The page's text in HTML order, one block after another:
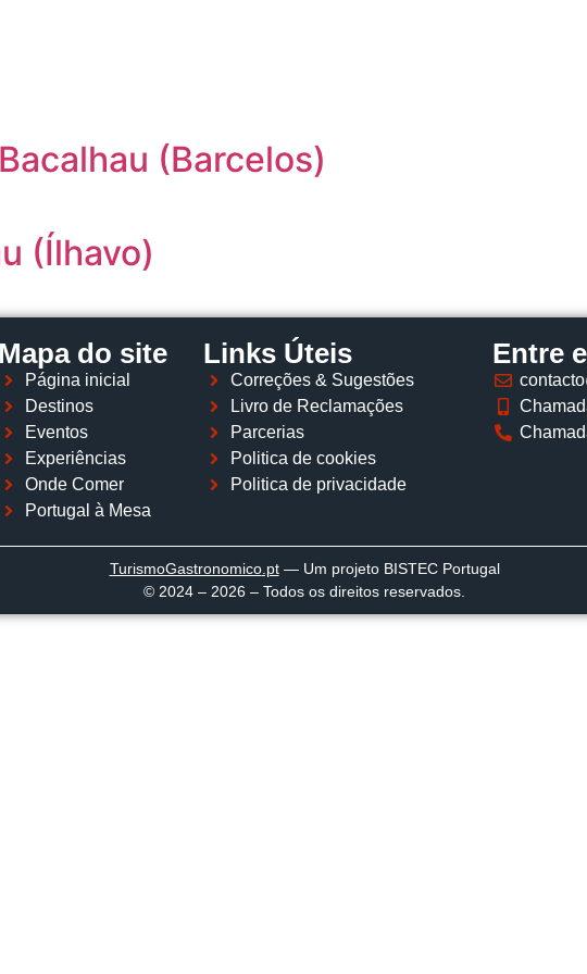
(Barcelos)
(Ílhavo)
Mapa do site
Página inicial
Destinos
Eventos
Experiências
Onde Comer
Portugal à Mesa
Links Úteis
Correções & Sugestões
Livro de Reclamações
Parcerias
Politica de cookies
Politica de privacidade
Entre
TurismoGastronomico.pt— Um projeto BISTEC Portugal
© 2024 – 2026 – Todos os direitos reservados.